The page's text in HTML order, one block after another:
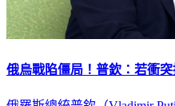
俄烏戰陷僵局！普欽：若衝